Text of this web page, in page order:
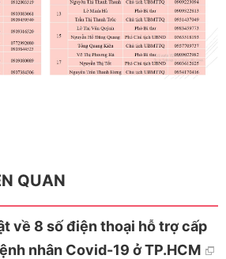
QUAN
về 8 số điện thoại hỗ trợ cấp
nhân Covid-19 ở TP.HCM